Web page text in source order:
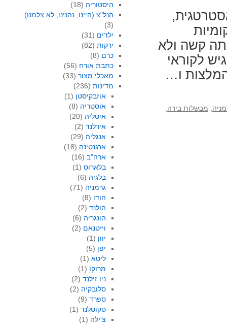
קשה ולא
לקוראי
ו…
מבשלות בירה
היסטוריה (18)
הנל"צ (היינו, נהנינו, לא צלמנו)
(3)
ילדים (31)
ירקות(82)
כרם (8)
כתבת אורח (56)
מאכלי מצור(33)
מדינות(236)
אוזבקיסטן (1)
אוסטריה (8)
איטליה (20)
אירלנד (2)
אנגליה (29)
ארגנטינה (18)
ארה"ב (16)
בלארוס (1)
בלגיה (6)
גרמניה (71)
הודו (8)
הולנד (2)
הונגריה (6)
וייטנאם (2)
יוון (1)
יפן (5)
ליטא (1)
מרוקו (1)
ניו זילנד (2)
סלובקיה (2)
ספרד (9)
סקוטלנד (1)
צ'ילה (1)